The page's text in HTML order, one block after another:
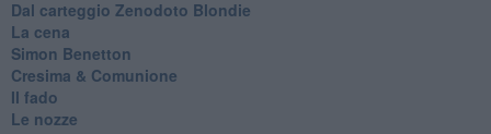
Dal carteggio Zenodoto Blondie
La cena
Simon Benetton
Cresima & Comunione
Il fado
Le nozze